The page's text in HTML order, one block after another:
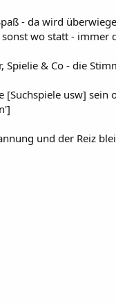
- da wird
wo statt - immer
Spielie & Co - die
usw]
und der Reiz